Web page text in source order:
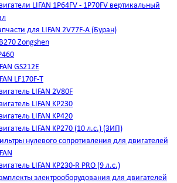
LIFAN 1Р64FV - 1Р70FV вертикальный
для LIFAN 2V77F-A (Буран)
Zongshen
GS212E
LF170F-T
LIFAN 2V80F
LIFAN KP230
LIFAN KP420
LIFAN KP270 (10 л.с.) (ЗИП)
нулевого сопротивления для двигателей
LIFAN KP230-R PRO (9 л.с.)
электрооборудования для двигателей